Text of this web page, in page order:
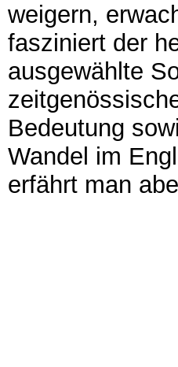
weigern,
fasziniert der
ausgewählte
Bedeutung
Wandel im
erfährt man